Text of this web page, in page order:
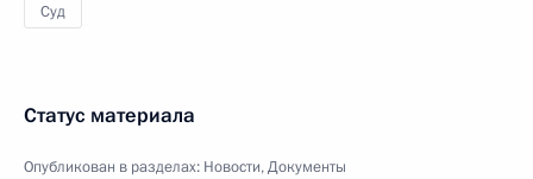
Суд
Статус материала
Опубликован в разделах: Новости,Документы